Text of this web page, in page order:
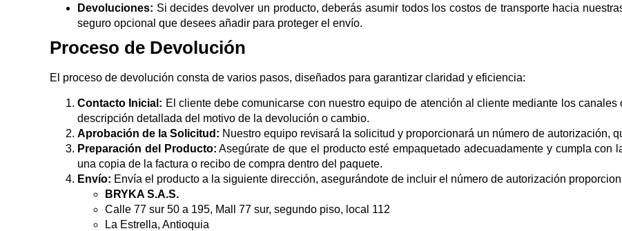
Devoluciones: Si decides devolver un producto, deberás asumir todos los costos de transporte hacia
seguro opcional que desees añadir para proteger el envío.
Proceso de Devolución
El proceso de devolución consta de varios pasos, diseñados para garantizar claridad y eficiencia:
Contacto Inicial: El cliente debe comunicarse con nuestro equipo de atención al cliente mediante los
descripción detallada del motivo de la devolución o cambio.
Aprobación de la Solicitud: Nuestro equipo revisará la solicitud y proporcionará un número de autorización,
Preparación del Producto: Asegúrate de que el producto esté empaquetado adecuadamente y cumpla con
una copia de la factura o recibo de compra dentro del paquete.
Envío: Envía el producto a la siguiente dirección, asegurándote de incluir el número de autorización
BRYKA S.A.S.
Calle 77 sur 50 a 195, Mall 77 sur, segundo piso, local 112
La Estrella, Antioquia